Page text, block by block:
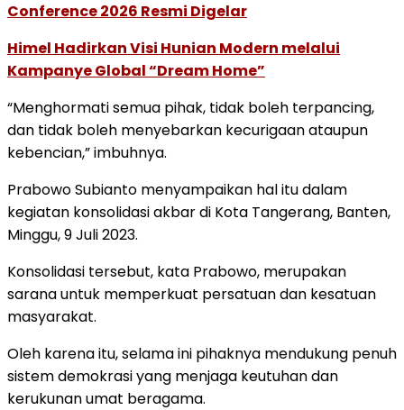
Conference 2026 Resmi Digelar
Himel Hadirkan Visi Hunian Modern melalui
Kampanye Global “Dream Home”
“Menghormati semua pihak, tidak boleh terpancing,
dan tidak boleh menyebarkan kecurigaan ataupun
kebencian,” imbuhnya.
Prabowo Subianto menyampaikan hal itu dalam
kegiatan konsolidasi akbar di Kota Tangerang, Banten,
Minggu, 9 Juli 2023.
Konsolidasi tersebut, kata Prabowo, merupakan
sarana untuk memperkuat persatuan dan kesatuan
masyarakat.
Oleh karena itu, selama ini pihaknya mendukung penuh
sistem demokrasi yang menjaga keutuhan dan
kerukunan umat beragama.